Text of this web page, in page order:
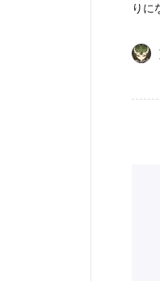
りに